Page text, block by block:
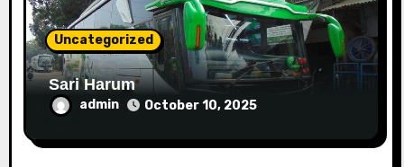
Uncategorized
Sari Harum
admin October 10, 2025